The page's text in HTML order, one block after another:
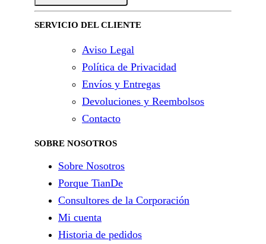
SERVICIO DEL CLIENTE
Aviso Legal
Política de Privacidad
Envíos y Entregas
Devoluciones y Reembolsos
Contacto
SOBRE NOSOTROS
Sobre Nosotros
Porque TianDe
Consultores de la Corporación
Mi cuenta
Historia de pedidos